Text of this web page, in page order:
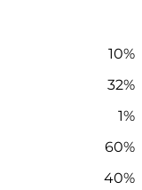
10%
32%
1%
60%
40%